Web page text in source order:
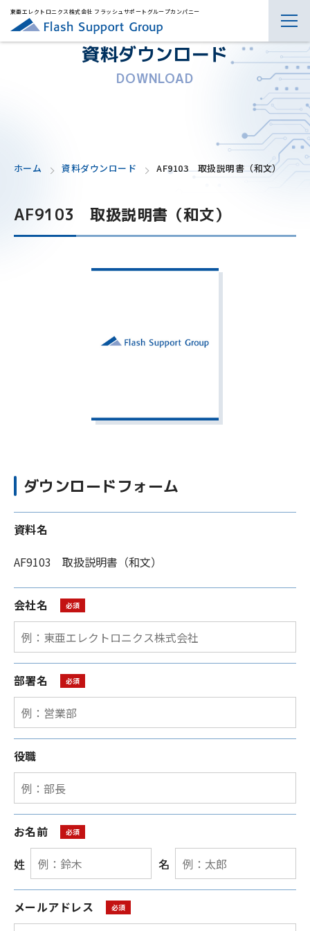
東亜エレクトロニクス株式会社 フラッシュサポートグループカンパニー
資料ダウンロード
DOWNLOAD
ホーム 資料ダウンロード AF9103 取扱説明書（和文）
AF9103 取扱説明書（和文）
ダウンロードフォーム
資料名
会社名
部署名
役職
お名前
姓
名
メールアドレス